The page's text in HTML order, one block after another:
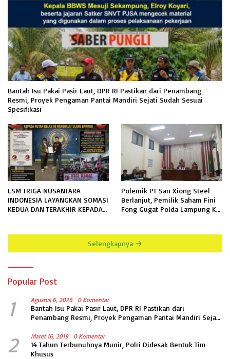
Bantah Isu Pakai Pasir Laut, DPR RI Pastikan dari Penambang
Resmi, Proyek Pengaman Pantai Mandiri Sejati Sudah Sesuai
Spesifikasi
LSM TRIGA NUSANTARA
INDONESIA LAYANGKAN SOMASI
KEDUA DAN TERAKHIR KEPADA
INFORMASI PUBLIK
Polemik PT San Xiong Steel
Berlanjut, Pemilik Saham Fini
Fong Gugat Polda Lampung Ke
Selengkapnya
Popular Post
1 Agustus 6, 2026 0 Komentar
Bantah Isu Pakai Pasir Laut, DPR RI Pastikan dari
Penambang Resmi, Proyek Pengaman Pantai Mandiri Sejati
2 Maret 16, 2019 0 Komentar
14 Tahun Terbunuhnya Munir, Polri Didesak Bentuk Tim
Khusus